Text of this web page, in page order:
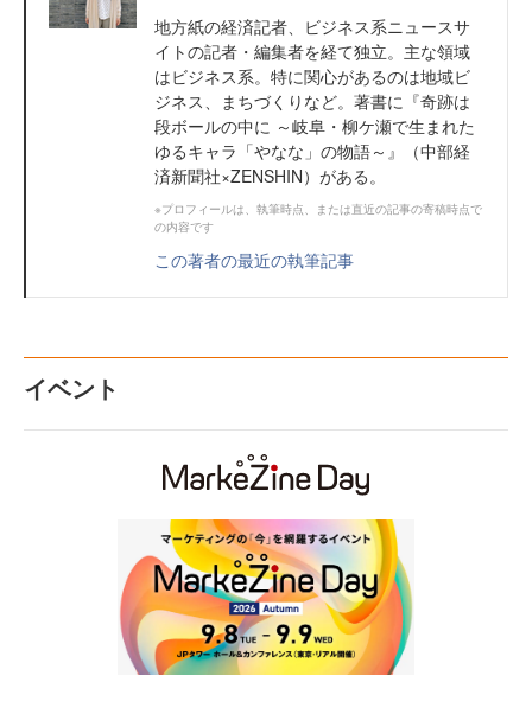
地方紙の経済記者、ビジネス系ニュースサ
イトの記者・編集者を経て独立。主な領域
はビジネス系。特に関心があるのは地域ビ
ジネス、まちづくりなど。著書に『奇跡は
段ボールの中に ～岐阜・柳ケ瀬で生まれた
ゆるキャラ「やなな」の物語～』（中部経
済新聞社×ZENSHIN）がある。
※プロフィールは、執筆時点、または直近の記事の寄稿時点で
の内容です
この著者の最近の執筆記事
イベント